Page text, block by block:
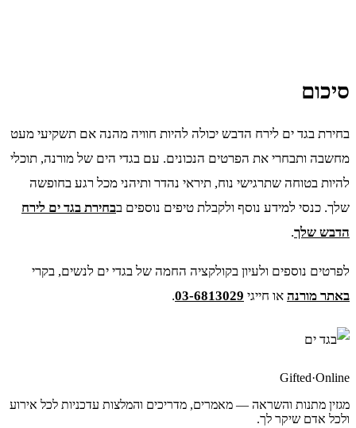
סיכום
בחירת בגד ים לירח הדבש יכולה להיות חוויה מהנה אם תשקיעי מעט
מחשבה ותבחרי את הפרטים הנכונים. עם בגדי הים של מורנה, תוכלי
להיות בטוחה שתרגישי נוח, תיראי נהדר ותיהני מכל רגע בחופשה
שלך. כנסי למידע נוסף ולקבלת טיפים נוספים בבחירת בגד ים לירח
הדבש שלך.
לפרטים נוספים ולעיון בקולקציה החמה של בגדי ים לנשים, בקרי
באתר מורנה או חייגי 03-6813029
.
Gifted·Online
מגזין מתנות והשראה — מאמרים, מדריכים והמלצות עדכניות לכל אירוע
ולכל אדם שיקר לך.